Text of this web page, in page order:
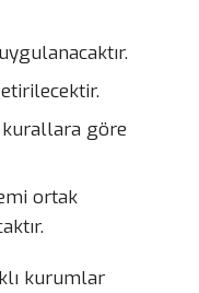
göre
ortak
kurumlar